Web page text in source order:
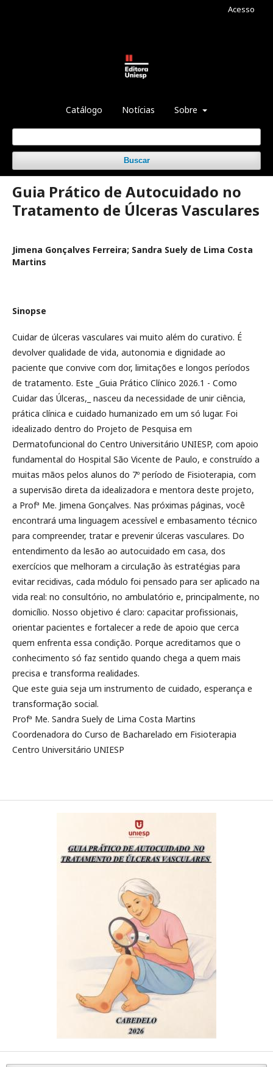
Catálogo Notícias Sobre
Buscar
Acesso
Guia Prático de Autocuidado no
Tratamento de Úlceras Vasculares
Jimena Gonçalves Ferreira; Sandra Suely de Lima Costa
Martins
Sinopse
Cuidar de úlceras vasculares vai muito além do curativo. É
devolver qualidade de vida, autonomia e dignidade ao
paciente que convive com dor, limitações e longos períodos
de tratamento. Este _Guia Prático Clínico 2026.1 - Como
Cuidar das Úlceras,_ nasceu da necessidade de unir ciência,
prática clínica e cuidado humanizado em um só lugar. Foi
idealizado dentro do Projeto de Pesquisa em
Dermatofuncional do Centro Universitário UNIESP, com apoio
fundamental do Hospital São Vicente de Paulo, e construído a
muitas mãos pelos alunos do 7º período de Fisioterapia, com
a supervisão direta da idealizadora e mentora deste projeto,
a Profª Me. Jimena Gonçalves. Nas próximas páginas, você
encontrará uma linguagem acessível e embasamento técnico
para compreender, tratar e prevenir úlceras vasculares. Do
entendimento da lesão ao autocuidado em casa, dos
exercícios que melhoram a circulação às estratégias para
evitar recidivas, cada módulo foi pensado para ser aplicado na
vida real: no consultório, no ambulatório e, principalmente, no
domicílio. Nosso objetivo é claro: capacitar profissionais,
orientar pacientes e fortalecer a rede de apoio que cerca
quem enfrenta essa condição. Porque acreditamos que o
conhecimento só faz sentido quando chega a quem mais
precisa e transforma realidades.
Que este guia seja um instrumento de cuidado, esperança e
transformação social.
Profª Me. Sandra Suely de Lima Costa Martins
Coordenadora do Curso de Bacharelado em Fisioterapia
Centro Universitário UNIESP